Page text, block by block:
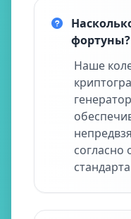
фортуны?
Наше
согласно